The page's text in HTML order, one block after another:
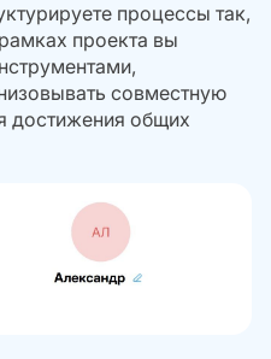
процессы так,
проекта вы
совместную
достижения общих